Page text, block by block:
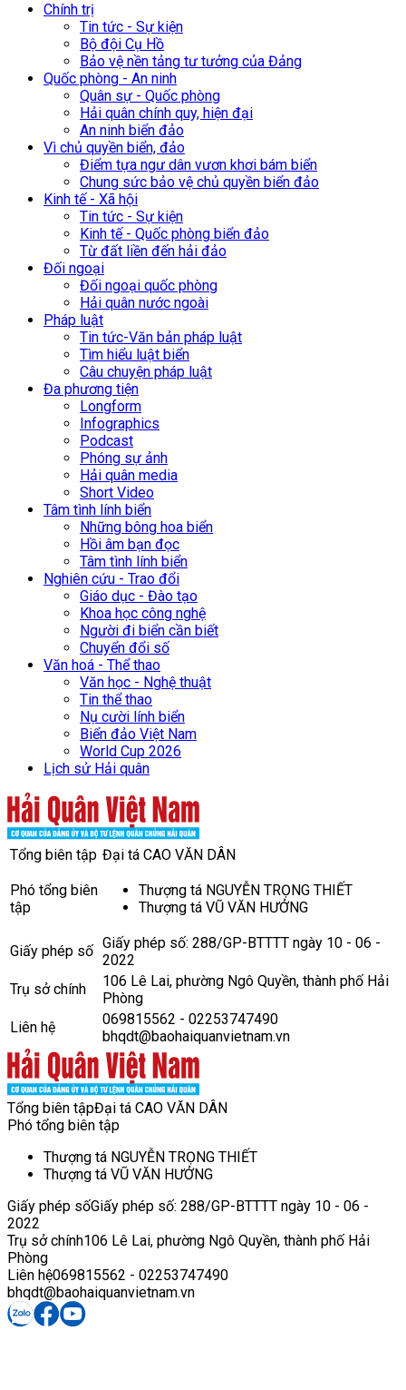
Chính trị
Tin tức - Sự kiện
Bộ đội Cụ Hồ
Bảo vệ nền tảng tư tưởng của Đảng
Quốc phòng - An ninh
Quân sự - Quốc phòng
Hải quân chính quy, hiện đại
An ninh biển đảo
Vì chủ quyền biển, đảo
Điểm tựa ngư dân vươn khơi bám biển
Chung sức bảo vệ chủ quyền biển đảo
Kinh tế - Xã hội
Tin tức - Sự kiện
Kinh tế - Quốc phòng biển đảo
Từ đất liền đến hải đảo
Đối ngoại
Đối ngoại quốc phòng
Hải quân nước ngoài
Pháp luật
Tin tức-Văn bản pháp luật
Tìm hiểu luật biển
Câu chuyện pháp luật
Đa phương tiện
Longform
Infographics
Podcast
Phóng sự ảnh
Hải quân media
Short Video
Tâm tình lính biển
Những bông hoa biển
Hồi âm bạn đọc
Tâm tình lính biển
Nghiên cứu - Trao đổi
Giáo dục - Đào tạo
Khoa học công nghệ
Người đi biển cần biết
Chuyển đổi số
Văn hoá - Thể thao
Văn học - Nghệ thuật
Tin thể thao
Nụ cười lính biển
Biển đảo Việt Nam
World Cup 2026
Lịch sử Hải quân
Tổng biên tập Đại tá CAO VĂN DÂN
Phó tổng biên
tập
Thượng tá NGUYỄN TRỌNG THIẾT
Thượng tá VŨ VĂN HƯỞNG
Giấy phép số Giấy phép số: 288/GP-BTTTT ngày 10 - 06 -
2022
Trụ sở chính
106 Lê Lai, phường Ngô Quyền, thành phố Hải
Phòng
Liên hệ
069815562 - 02253747490
bhqdt@baohaiquanvietnam.vn
Tổng biên tậpĐại tá CAO VĂN DÂN
Phó tổng biên tập
Thượng tá NGUYỄN TRỌNG THIẾT
Thượng tá VŨ VĂN HƯỞNG
Giấy phép sốGiấy phép số: 288/GP-BTTTT ngày 10 - 06 -
2022
Trụ sở chính106 Lê Lai, phường Ngô Quyền, thành phố Hải
Phòng
Liên hệ069815562 - 02253747490
bhqdt@baohaiquanvietnam.vn